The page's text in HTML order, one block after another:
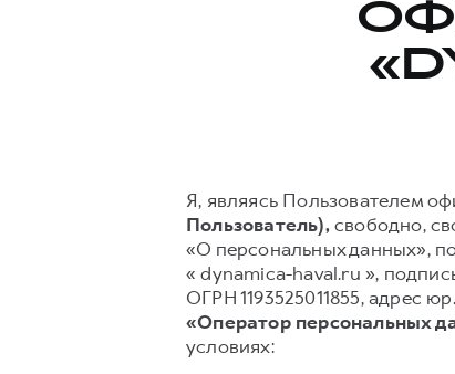
Я, являясь Пользователем
Пользователь),свободно,
«О персональных данных»,
« dynamica-haval.ru »,
ОГРН 1193525011855, адрес
«Оператор персональных
условиях: